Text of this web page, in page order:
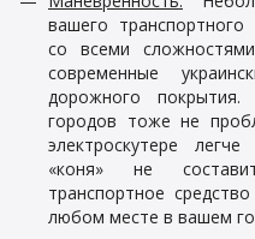
вашего транспортного
со всеми
современные
дорожного
городов тоже не
электроскутере
«коня» не
транспортное
любом месте в вашем